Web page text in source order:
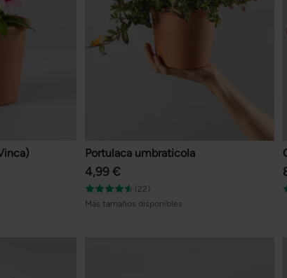
Portulaca umbraticola
4,99 €
(22)
Más tamaños disponibles